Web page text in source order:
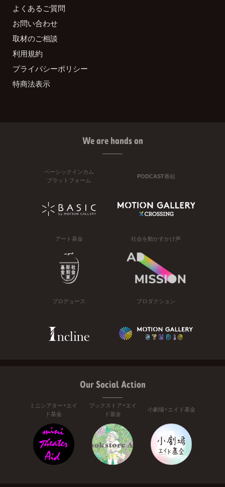
よくあるご質問
お問い合わせ
取材のご相談
利用規約
プライバシーポリシー
特商法表示
We are hands on
ベーシックインカム
プラットフォーム
PODCAST番組
アート基金 社会を動かすかけ声
プロデュース プロダクション
Our Social Action
ミニシアター・エイ
ド基金
ブックストア・エイ
ド基金
小劇場・エイド基金